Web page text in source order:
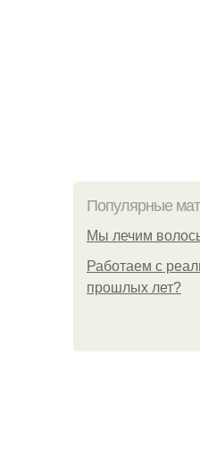
Популярные
Мы лечим
Работаем с
прошлых лет?